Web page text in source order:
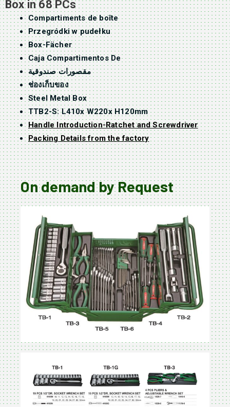
Box in 68 PCs
Compartiments de boîte
Przegródki w pudełku
Box-Fächer
Caja Compartimentos De
مقصورات صندوقية
ช่องเก็บของ
Steel Metal Box
TTB2-S: L410x W220x H120mm
Handle Introduction-Ratchet and Screwdriver
Packing Details from the factory
On demand by Request